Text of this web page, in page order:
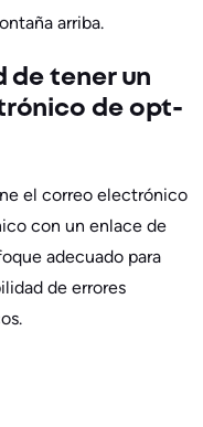
arriba.
de tener un
de opt-
el correo electrónico
con un enlace de
adecuado para
de errores